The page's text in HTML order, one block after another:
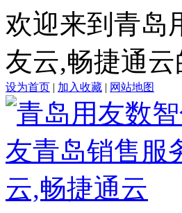
欢迎来到青岛
友云,畅捷通云
设为首页 | 加入收藏 | 网站地图